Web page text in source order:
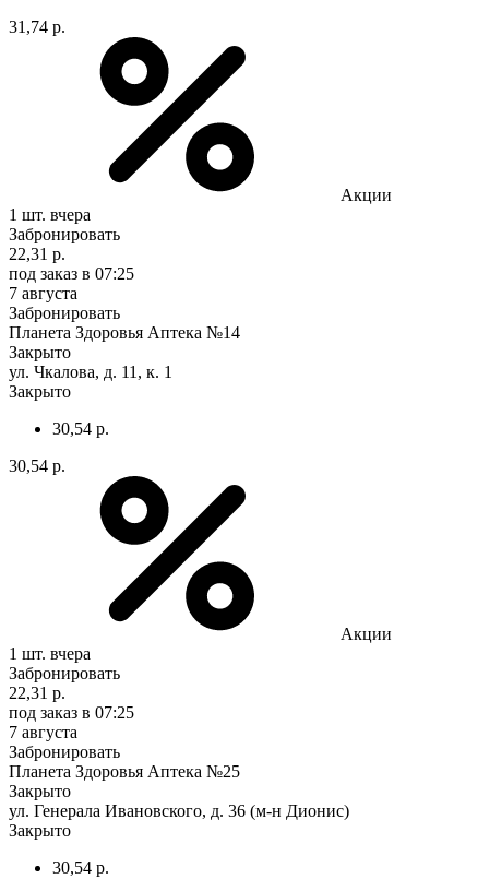
31,74 р.
Акции
1 шт. вчера
Забронировать
22,31 р.
под заказ в 07:25
7 августа
Забронировать
Планета Здоровья Аптека №14
Закрыто
ул. Чкалова, д. 11, к. 1
Закрыто
30,54 р.
30,54 р.
Акции
1 шт. вчера
Забронировать
22,31 р.
под заказ в 07:25
7 августа
Забронировать
Планета Здоровья Аптека №25
Закрыто
ул. Генерала Ивановского, д. 36 (м-н Дионис)
Закрыто
30,54 р.